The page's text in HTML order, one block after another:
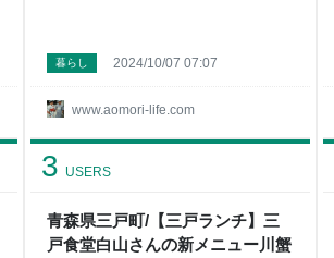
www.aomori-life.com
暮らし 2024/10/07 07:07
青森県三戸町/【三戸ランチ】三
戸食堂白山さんの新メニュー川蟹
3 USERS